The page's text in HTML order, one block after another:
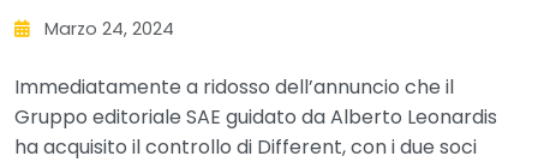
Marzo 24, 2024
Immediatamente a ridosso dell’annuncio che il
Gruppo editoriale SAE guidato da Alberto Leonardis
ha acquisito il controllo di Different, con i due soci